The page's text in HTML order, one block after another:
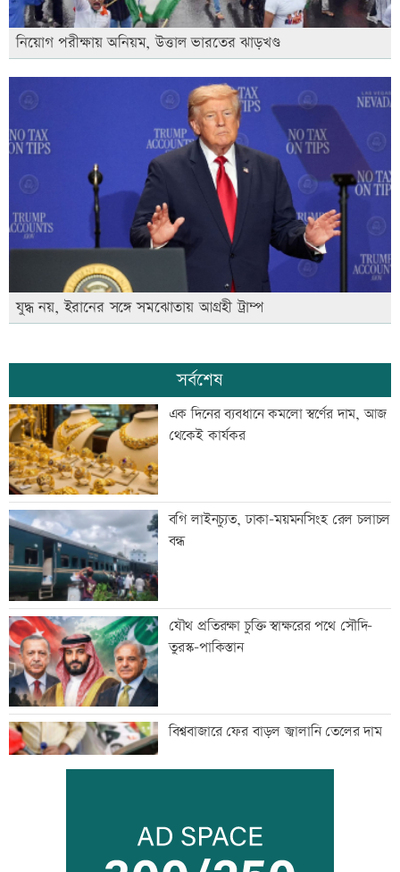
নিয়োগ পরীক্ষায় অনিয়ম, উত্তাল ভারতের ঝাড়খণ্ড
যুদ্ধ নয়, ইরানের সঙ্গে সমঝোতায় আগ্রহী ট্রাম্প
সর্বশেষ
এক দিনের ব্যবধানে কমলো স্বর্ণের দাম, আজ
থেকেই কার্যকর
বগি লাইনচ্যুত, ঢাকা-ময়মনসিংহ রেল চলাচল
বন্ধ
যৌথ প্রতিরক্ষা চুক্তি স্বাক্ষরের পথে সৌদি-
তুরস্ক-পাকিস্তান
বিশ্ববাজারে ফের বাড়ল জ্বালানি তেলের দাম
সিলেটে দুই বাসের সংঘর্ষে প্রাণ গেল
আটজনের